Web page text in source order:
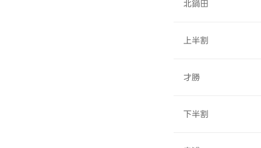
北鍋田
上半割
才勝
下半割